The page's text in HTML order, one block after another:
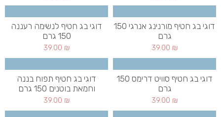
דוגי בג חטיף מורנינג אנרגי 150
גרם
39.00 ₪
דוגי בג חטיף לנשימה רעננה
150 גרם
39.00 ₪
דוגי בג חטיף סוויט דרימס 150
גרם
39.00 ₪
דוגי בג חטיף תפוח בננה
וחמאת בוטנים 150 גרם
39.00 ₪